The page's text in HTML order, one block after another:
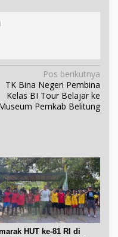
Pos berikutnya
TK Bina Negeri Pembina
Kelas BI Tour Belajar ke
Pemkab Belitung
HUT ke-81 RI di